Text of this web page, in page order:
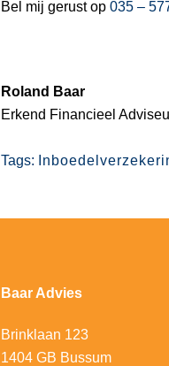
Bel mij gerust op 035 –
Roland Baar
Erkend Financieel
Tags:
Baar Advies
Brinklaan 123
1404 GB Bussum